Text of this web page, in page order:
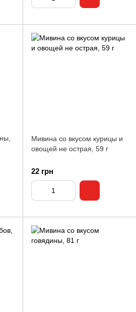
Мивина со вкусом курицы и
овощей не острая, 59 г
22 грн